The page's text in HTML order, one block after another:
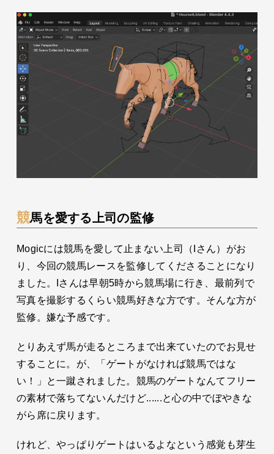
競馬を愛する上司の監修
Mogicには競馬を愛して止まない上司（Iさん）がお
り、今回の競馬レースを監修してくださることになり
ました。Iさんは早朝5時から競馬場に行き、最前列で
写真を撮影するくらい競馬好きな方です。そんな方が
監修。嫌な予感です。
とりあえず馬が走るところまで出来ていたのでお見せ
することに。が、「ゲートがなければ競馬ではな
い！」と一蹴されました。競馬のゲートなんてフリー
の素材で落ちてないんだけど......と心の中でぼやきな
がら席に戻ります。
けれど、やっぱりゲートはいるよなという感覚も芽生